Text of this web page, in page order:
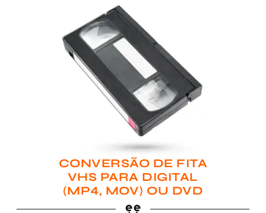
CONVERSÃO DE FITA
VHS PARA DIGITAL
(MP4, MOV) OU DVD